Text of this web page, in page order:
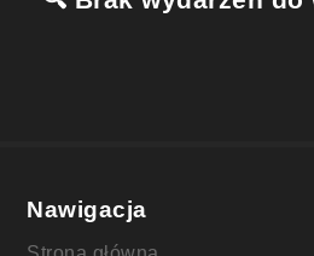
Nawigacja